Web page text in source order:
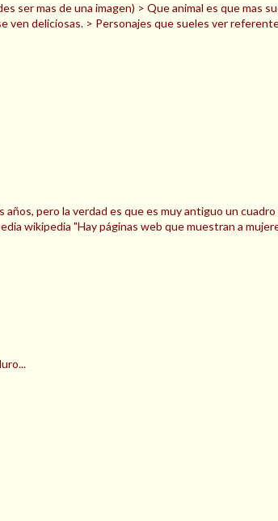
ser mas de una imagen) > Que animal es que mas
ven deliciosas. > Personajes que sueles ver
pero la verdad es que es muy antiguo un
wikipedia "Hay páginas web que muestran a